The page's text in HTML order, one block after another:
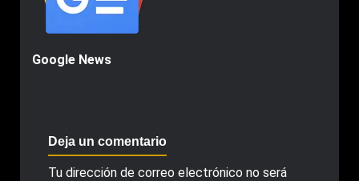
Google News
Deja un comentario
Tu dirección de correo electrónico no será